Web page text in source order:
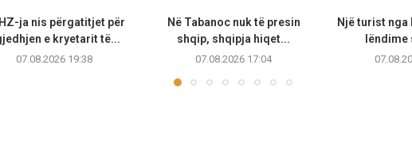
ja nis përgatitjet për
e kryetarit të...
07.08.2026 19:38
Në Tabanoc nuk të presin
shqip, shqipja hiqet...
07.08.2026 17:04
Një turist nga
lëndime